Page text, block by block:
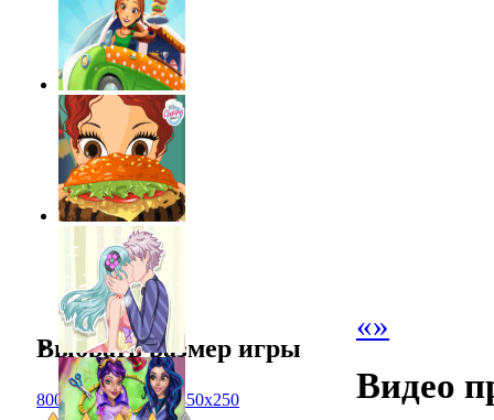
«»
Выбрать размер игры
800x600 1024x768 450x250 Видео